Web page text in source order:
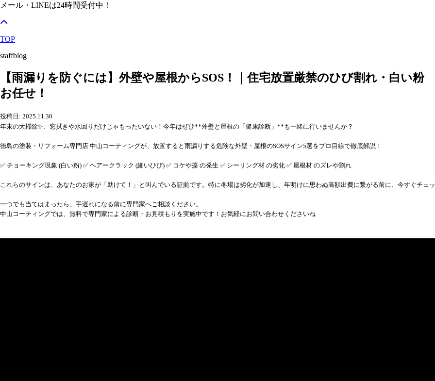
メール・LINEは24時間受付中！
TOP
staffblog
【雨漏りを防ぐには】外壁や屋根からSOS！｜住宅放置厳禁のひび割れ・白い
お任せ！
投稿日: 2025.11.30
年末の大掃除✨、窓拭きや水回りだけじゃもったいない！今年はぜひ**外壁と屋根の「健康診断」**も一緒に行いませんか？
徳島の塗装・リフォーム専門店 中山コーティングが、放置すると雨漏りする危険な外壁・屋根のSOSサイン5選をプロ目線で徹底解説！
✅ チョーキング現象 (白い粉) ✅ ヘアークラック (細いひび) ✅ コケや藻 の発生 ✅ シーリング材 の劣化 ✅ 屋根材 のズレや割れ
これらのサインは、あなたのお家が「助けて！」と叫んでいる証拠です。特に冬場は劣化が加速し、年明けに思わぬ高額出費に繋がる前に、今すぐチェ
一つでも当てはまったら、手遅れになる前に専門家へご相談ください。
中山コーティングでは、無料で専門家による診断・お見積もりを実施中です！お気軽にお問い合わせくださいね